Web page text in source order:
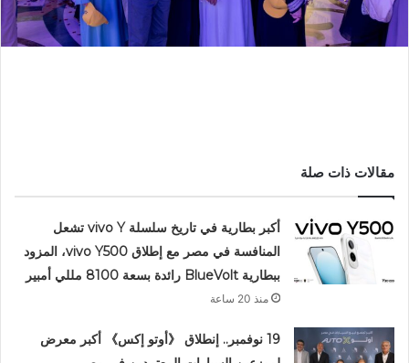
مقالات ذات صلة
أكبر بطارية في تاريخ سلسلة vivo Y تشعل
المنافسة في مصر مع إطلاق vivo Y500، المزود
ببطارية BlueVolt رائدة بسعة 8100 مللي أمبير
منذ 20 ساعة
19 نوفمبر.. إنطلاق 《أوتو إكس》 أكبر معرض